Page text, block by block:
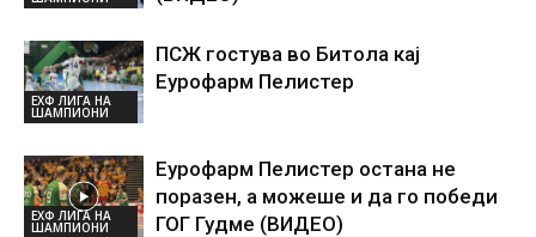
ЕХФ ЛИГА НА
ШАМПИОНИ
ПСЖ гостува во Битола кај
Еурофарм Пелистер
ЕХФ ЛИГА НА
ШАМПИОНИ
Еурофарм Пелистер остана не
поразен, а можеше и да го победи
ГОГ Гудме (ВИДЕО)